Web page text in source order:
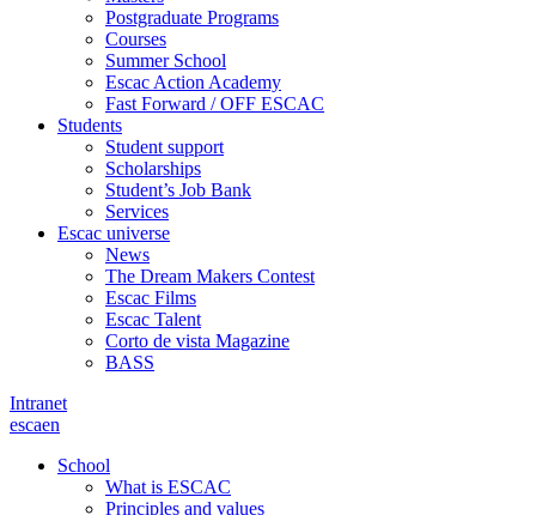
Postgraduate Programs
Courses
Summer School
Escac Action Academy
Fast Forward / OFF ESCAC
Students
Student support
Scholarships
Student’s Job Bank
Services
Escac universe
News
The Dream Makers Contest
Escac Films
Escac Talent
Corto de vista Magazine
BASS
Intranet
escaen
School
What is ESCAC
Principles and values